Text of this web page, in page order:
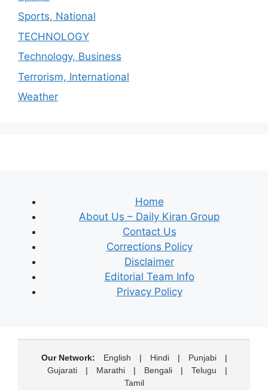
Sports, National
TECHNOLOGY
Technology, Business
Terrorism, International
Weather
Home
About Us – Daily Kiran Group
Contact Us
Corrections Policy
Disclaimer
Editorial Team Info
Privacy Policy
Our Network: English | Hindi | Punjabi
|
Gujarati
| Marathi | Bengali | Telugu
|
Tamil